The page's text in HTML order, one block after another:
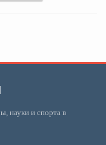
науки и спорта в